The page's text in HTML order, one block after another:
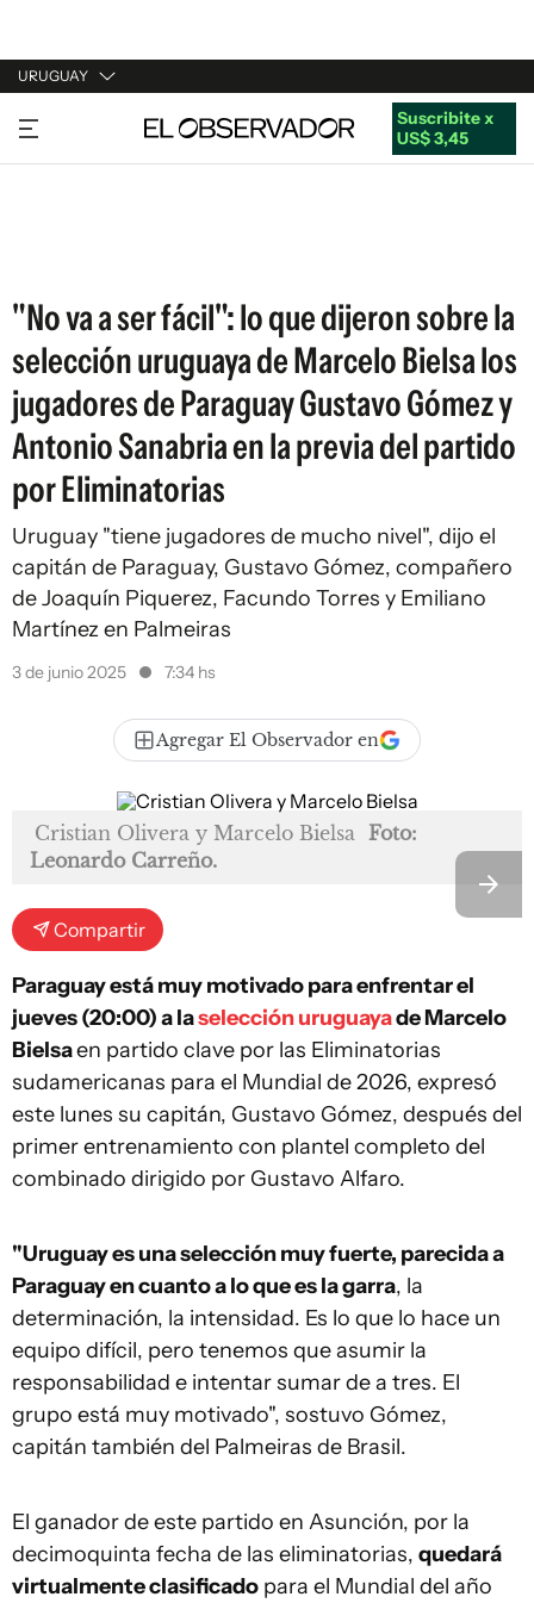
URUGUAY
URUGUAY
ARGENTINA
Suscribite x
US$ 3,45
"No va a ser fácil": lo que dijeron sobre la
selección uruguaya de Marcelo Bielsa los
jugadores de Paraguay Gustavo Gómez y
Antonio Sanabria en la previa del partido
por Eliminatorias
Uruguay "tiene jugadores de mucho nivel", dijo el
capitán de Paraguay, Gustavo Gómez, compañero
de Joaquín Piquerez, Facundo Torres y Emiliano
Martínez en Palmeiras
3 de junio 2025 7:34 hs
Agregar El Observador en
Cristian Olivera y Marcelo Bielsa Foto:
Leonardo Carreño.
Compartir
Paraguay está muy motivado para enfrentar el
jueves (20:00) a laselección uruguayade Marcelo
Bielsaen partido clave por las Eliminatorias
sudamericanas para el Mundial de 2026, expresó
este lunes su capitán, Gustavo Gómez, después del
primer entrenamiento con plantel completo del
combinado dirigido por Gustavo Alfaro.
"Uruguay es una selección muy fuerte, parecida a
Paraguay en cuanto a lo que es la garra, la
determinación, la intensidad. Es lo que lo hace un
equipo difícil, pero tenemos que asumir la
responsabilidad e intentar sumar de a tres. El
grupo está muy motivado", sostuvo Gómez,
capitán también del Palmeiras de Brasil.
El ganador de este partido en Asunción, por la
decimoquinta fecha de las eliminatorias, quedará
virtualmente clasificado para el Mundial del año